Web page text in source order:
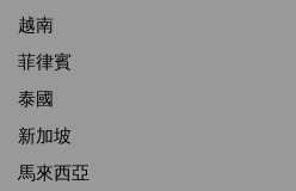
越南
菲律賓
泰國
新加坡
馬來西亞